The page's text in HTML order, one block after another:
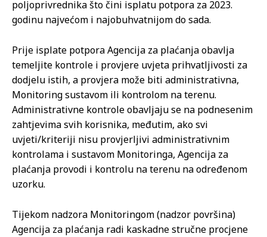
poljoprivrednika što čini isplatu potpora za 2023.
godinu najvećom i najobuhvatnijom do sada.
Prije isplate potpora Agencija za plaćanja obavlja
temeljite kontrole i provjere uvjeta prihvatljivosti za
dodjelu istih, a provjera može biti administrativna,
Monitoring sustavom ili kontrolom na terenu.
Administrativne kontrole obavljaju se na podnesenim
zahtjevima svih korisnika, međutim, ako svi
uvjeti/kriteriji nisu provjerljivi administrativnim
kontrolama i sustavom Monitoringa, Agencija za
plaćanja provodi i kontrolu na terenu na određenom
uzorku.
Tijekom nadzora Monitoringom (nadzor površina)
Agencija za plaćanja radi kaskadne stručne procjene